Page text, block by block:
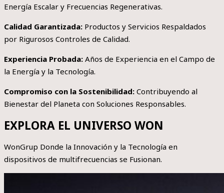
Energía Escalar y Frecuencias Regenerativas.
Calidad Garantizada: Productos y Servicios Respaldados
por Rigurosos Controles de Calidad.
Experiencia Probada: Años de Experiencia en el Campo de
la Energía y la Tecnología.
Compromiso con la Sostenibilidad: Contribuyendo al
Bienestar del Planeta con Soluciones Responsables.
EXPLORA EL UNIVERSO WON
WonGrup Donde la Innovación y la Tecnología en
dispositivos de multifrecuencias se Fusionan.